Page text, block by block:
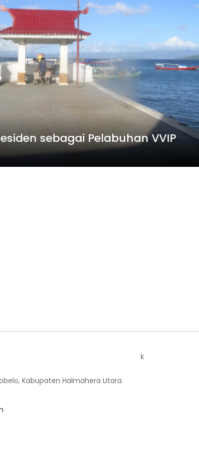
sebagai Pelabuhan VVIP
Kabupaten Halmahera Utara.
k